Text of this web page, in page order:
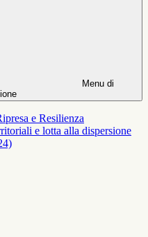
Menu di
e Resilienza
e lotta alla dispersione